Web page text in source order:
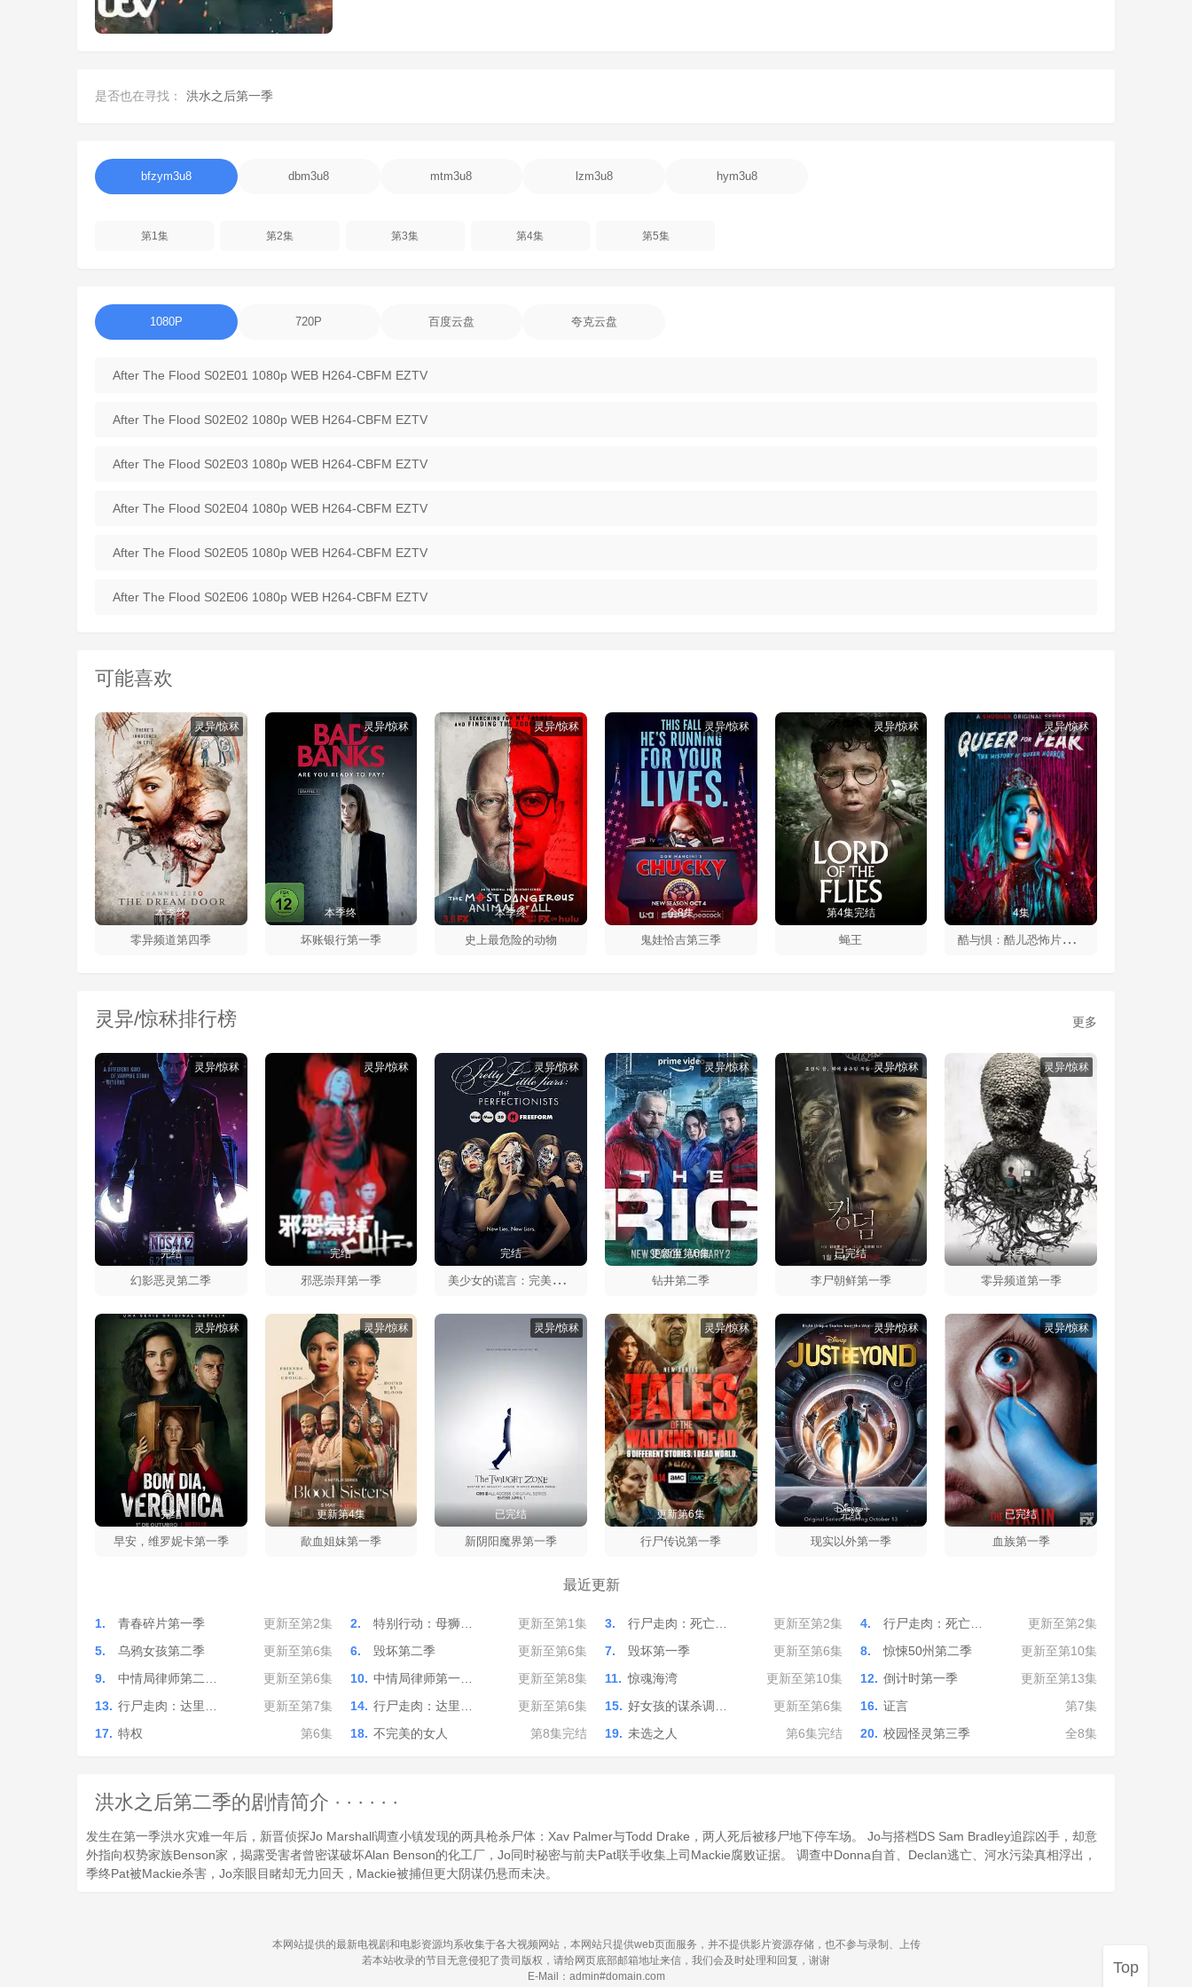
是否也在寻找： 洪水之后第一季
bfzym3u8 dbm3u8 mtm3u8 lzm3u8 hym3u8
第1集 第2集 第3集 第4集 第5集
1080P 720P 百度云盘 夸克云盘
After The Flood S02E01 1080p WEB H264-CBFM EZTV
After The Flood S02E02 1080p WEB H264-CBFM EZTV
After The Flood S02E03 1080p WEB H264-CBFM EZTV
After The Flood S02E04 1080p WEB H264-CBFM EZTV
After The Flood S02E05 1080p WEB H264-CBFM EZTV
After The Flood S02E06 1080p WEB H264-CBFM EZTV
可能喜欢
本季终
灵异/惊秫
零异频道第四季
本季终
灵异/惊秫
坏账银行第一季
本季终
灵异/惊秫
史上最危险的动物
全8集
灵异/惊秫
鬼娃恰吉第三季
第4集完结
灵异/惊秫
蝇王
4集
灵异/惊秫
酷
与惧：酷儿恐怖片的历史第一季
灵异/惊秫排行榜 更多
完结
灵异/惊秫
幻影恶灵第二季
完结
灵异/惊秫
邪恶崇拜第一季
完结
灵异/惊秫
美
少女的谎言：完美主义第一季
更新至第6集
灵异/惊秫
钻井第二季
已完结
灵异/惊秫
李尸朝鲜第一季
本季终
灵异/惊秫
零异频道第一季
完结
灵异/惊秫
早安，维罗妮卡第一季
更新第4集
灵异/惊秫
歃血姐妹第一季
已完结
灵异/惊秫
新阴阳魔界第一季
更新第6集
灵异/惊秫
行尸传说第一季
完结
灵异/惊秫
现实以外第一季
已完结
灵异/惊秫
血族第一季
最近更新
1. 青春碎片第一季 更新至第2集 2. 特别行动：母狮… 更新至第1集 3. 行尸走肉：死亡… 更新至第2集 4. 行尸走肉：死亡…
更新至第2集
5.
乌鸦女孩第二季 更新至第6集 6. 毁坏第二季 更新至第6集 7. 毁坏第一季 更新至第6集 8. 惊悚50州第二季
更新至第10集
9.
中情局律师第二… 更新至第6集 10. 中情局律师第一… 更新至第8集 11. 惊魂海湾 更新至第10集 12. 倒计时第一季
更新至第13集
13. 行尸走肉：达里… 更新至第7集 14. 行尸走肉：达里… 更新至第6集 15. 好女孩的谋杀调… 更新至第6集 16. 证言
第7集
17. 特权 第6集 18. 不完美的女人 第8集完结 19. 未选之人 第6集完结 20. 校园怪灵第三季 全8集
洪水之后第二季的剧情简介 · · · · · ·
发生在第一季洪水灾难一年后，新晋侦探Jo Marshall调查小镇发现的两具枪杀尸体：Xav Palmer与Todd Drake，两人死后被移尸地下停车场。 Jo与搭档DS Sam Bradley追踪凶手，却意
外指向权势家族Benson家，揭露受害者曾密谋破坏Alan Benson的化工厂，Jo同时秘密与前夫Pat联手收集上司Mackie腐败证据。 调查中Donna自首、Declan逃亡、河水污染真相浮出，
季终Pat被Mackie杀害，Jo亲眼目睹却无力回天，Mackie被捕但更大阴谋仍悬而未决。
本网站提供的最新电视剧和电影资源均系收集于各大视频网站，本网站只提供web页面服务，并不提供影片资源存储，也不参与录制、上传
若本站收录的节目无意侵犯了贵司版权，请给网页底部邮箱地址来信，我们会及时处理和回复，谢谢
E-Mail：admin#domain.com
Top